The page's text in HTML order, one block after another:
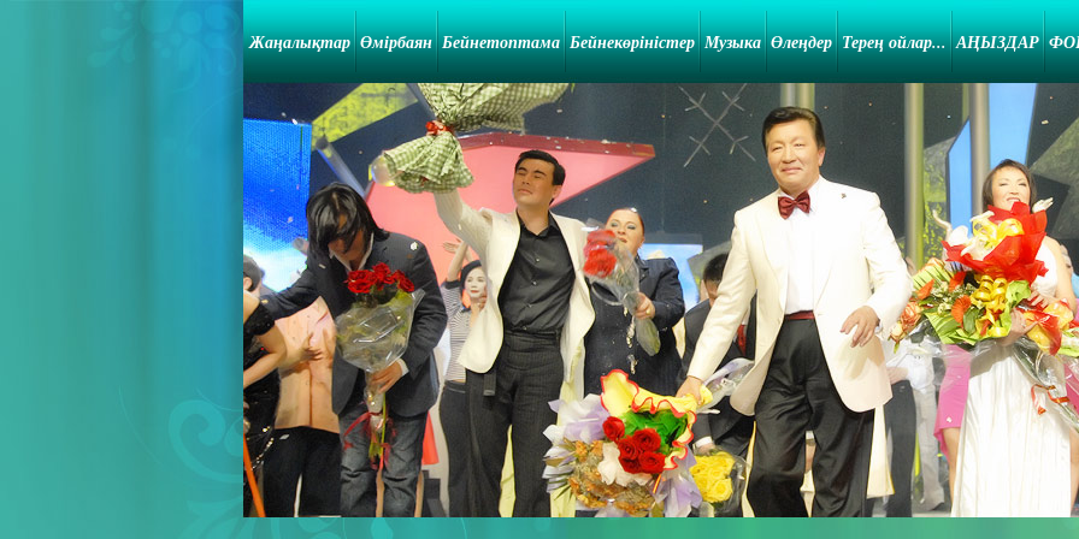
Жаңалықтар Өмірбаян Бейнетоптама Бейнекөріністер Музыка Өлеңдер Терең ойлар... АҢЫЗДАР